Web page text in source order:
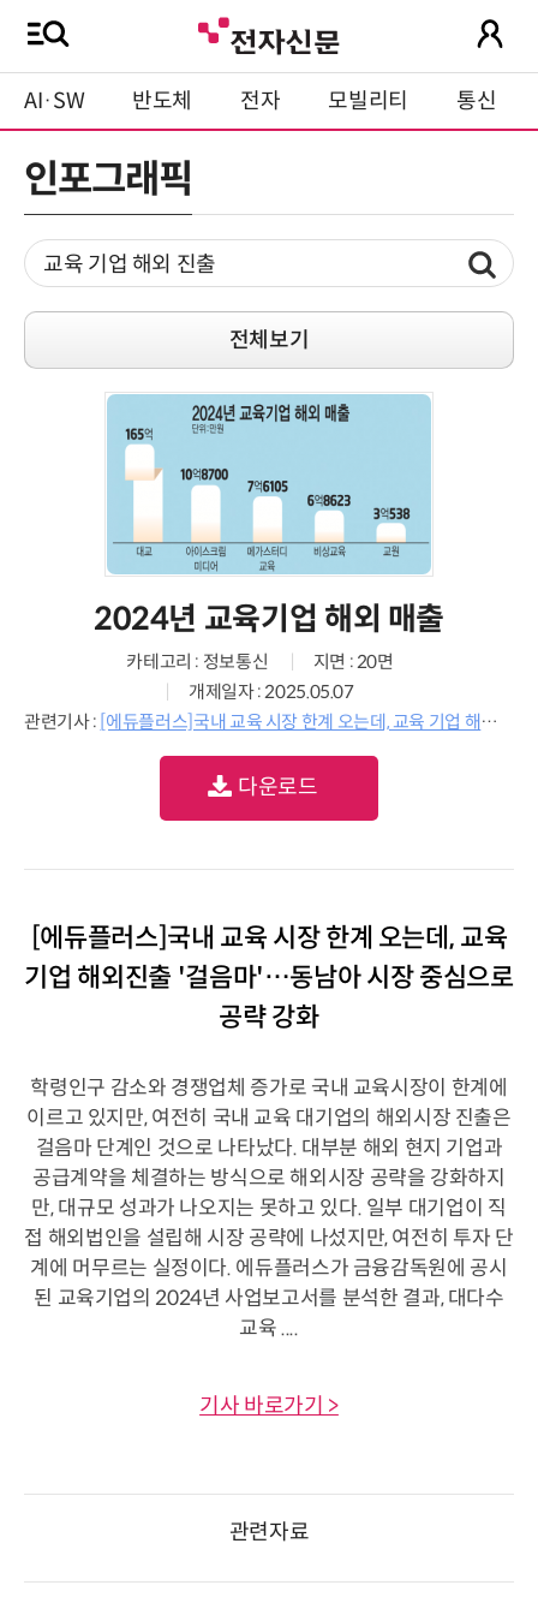
AI·SW 반도체 전자 모빌리티 통신
인포그래픽
전체보기
2024년 교육기업 해외 매출
카테고리 : 정보통신
지면 : 20면
개제일자 : 2025.05.07
관련기사 : [에듀플러스]국내 교육 시장 한계 오는데, 교육 기업 해외진출 '걸음마'…동남아 시장 중심으로 공략 강화
다운로드
[에듀플러스]국내 교육 시장 한계 오는데, 교육
기업 해외진출 '걸음마'…동남아 시장 중심으로
공략 강화
학령인구 감소와 경쟁업체 증가로 국내 교육시장이 한계에
이르고 있지만, 여전히 국내 교육 대기업의 해외시장 진출은
걸음마 단계인 것으로 나타났다. 대부분 해외 현지 기업과
공급계약을 체결하는 방식으로 해외시장 공략을 강화하지
만, 대규모 성과가 나오지는 못하고 있다. 일부 대기업이 직
접 해외법인을 설립해 시장 공략에 나섰지만, 여전히 투자 단
계에 머무르는 실정이다. 에듀플러스가 금융감독원에 공시
된 교육기업의 2024년 사업보고서를 분석한 결과, 대다수
교육 ....
기사 바로가기 >
관련자료